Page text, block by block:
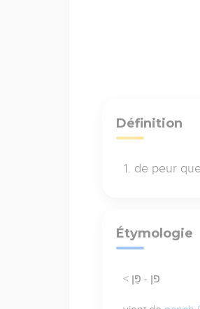
Définition
de peur
Étymologie
< פן - פֵּן